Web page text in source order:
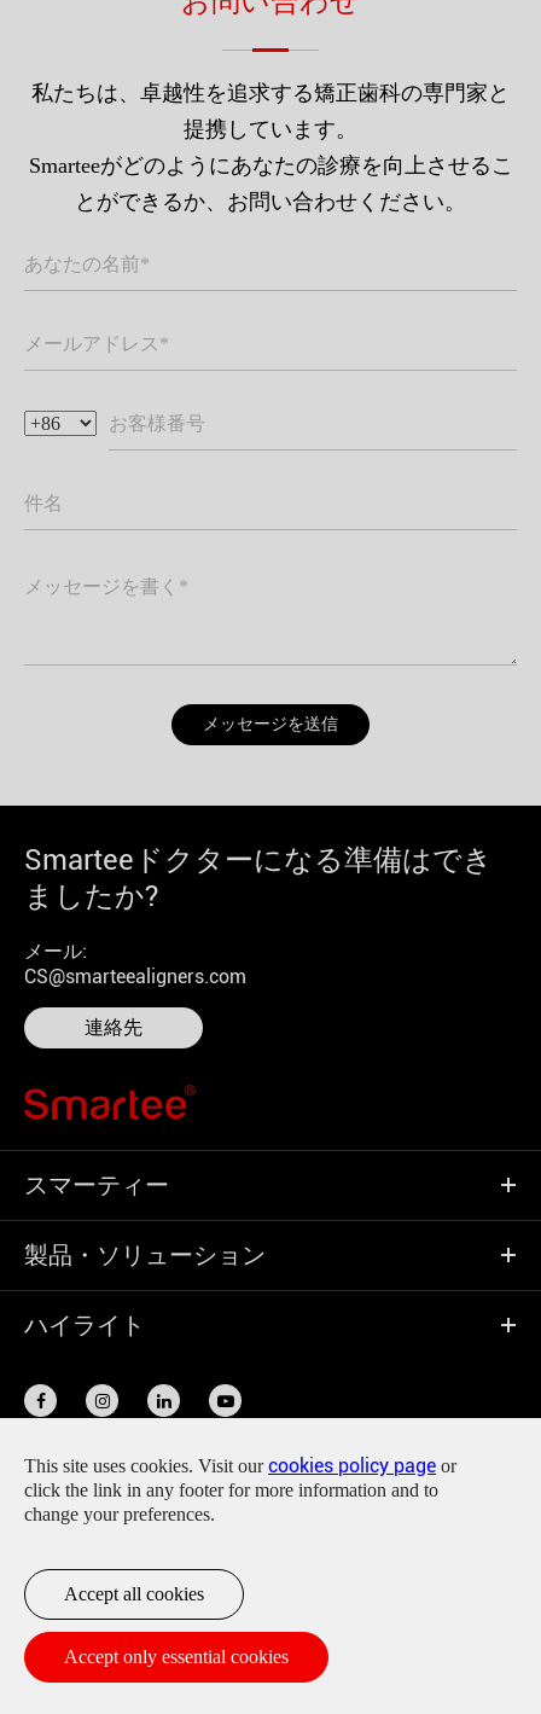
私たちは、卓越性を追求する矯正歯科の専門家と
提携しています。
Smarteeがどのようにあなたの診療を向上させるこ
とができるか、お問い合わせください。
メッセージを送信
Smarteeドクターになる準備はでき
ましたか?
メール:
CS@smarteealigners.com
連絡先
スマーティー
製品・ソリューション
ハイライト
著作権 ©Shanghai Smartee Denti-Technology Co., Ltd.
利用規約
サイトマップ
This site uses cookies. Visit ourcookies policy page or
click the link in any footer for more information and to
change your preferences.
Accept all cookies
Accept only essential cookies